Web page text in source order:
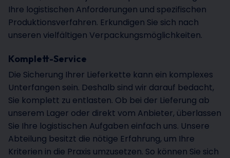
Ihre logistischen Anforderungen und spezifischen
Produktionsverfahren. Erkundigen Sie sich nach
unseren vielfältigen Verpackungsmöglichkeiten.
Komplett-Service
Die Sicherung Ihrer Lieferkette kann ein komplexes
Unterfangen sein. Deshalb sind wir darauf bedacht,
Sie komplett zu entlasten. Ob bei der Lieferung ab
unserem Lager oder direkt vom Anbieter, überlassen
Sie Ihre logistischen Aufgaben einfach uns. Unsere
Abteilung besitzt die nötige Erfahrung, um Ihre
Kriterien in die Praxis umzusetzen. So können Sie sich